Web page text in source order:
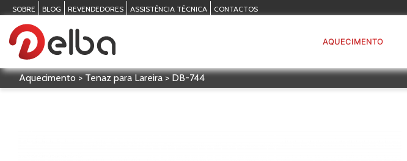
SOBRE BLOG REVENDEDORES ASSISTÊNCIA TÉCNICA CONTACTOS
AQUECIMENTO
Aquecimento > Tenaz para Lareira > DB-744